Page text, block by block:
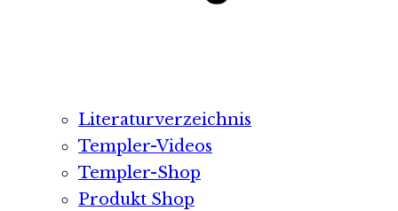
Literaturverzeichnis
Templer-Videos
Templer-Shop
Produkt Shop